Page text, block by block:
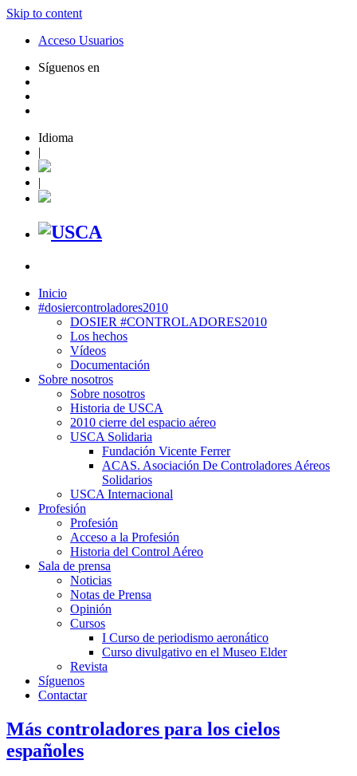
Skip to content
Acceso Usuarios
Síguenos en
Idioma
|
|
Inicio
#dosiercontroladores2010
DOSIER #CONTROLADORES2010
Los hechos
Vídeos
Documentación
Sobre nosotros
Sobre nosotros
Historia de USCA
2010 cierre del espacio aéreo
USCA Solidaria
Fundación Vicente Ferrer
ACAS. Asociación De Controladores Aéreos
Solidarios
USCA Internacional
Profesión
Profesión
Acceso a la Profesión
Historia del Control Aéreo
Sala de prensa
Noticias
Notas de Prensa
Opinión
Cursos
I Curso de periodismo aeronático
Curso divulgativo en el Museo Elder
Revista
Síguenos
Contactar
Más controladores para los cielos
españoles